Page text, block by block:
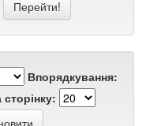
Впорядкування: